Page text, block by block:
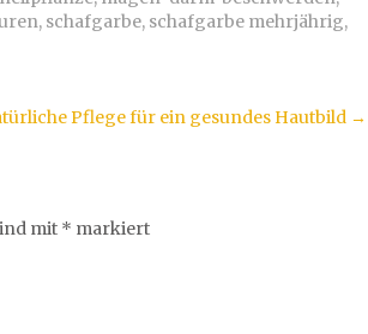
, schafgarbe, schafgarbe mehrjährig,
Pflege für ein gesundes Hautbild →
mit * markiert